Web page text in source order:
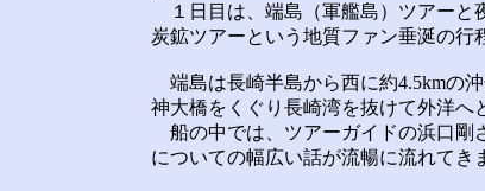
１日目は、端島（軍艦島）ツアーと
炭鉱ツアーという地質ファン垂涎の行
端島は長崎半島から西に約4.5kmの
神大橋をくぐり長崎湾を抜けて外洋へ
船の中では、ツアーガイドの浜口剛
についての幅広い話が流暢に流れてき